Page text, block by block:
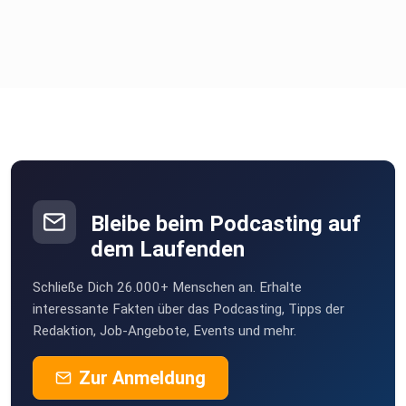
Bleibe beim Podcasting auf
dem Laufenden
Schließe Dich 26.000+ Menschen an. Erhalte
interessante Fakten über das Podcasting, Tipps der
Redaktion, Job-Angebote, Events und mehr.
Zur Anmeldung